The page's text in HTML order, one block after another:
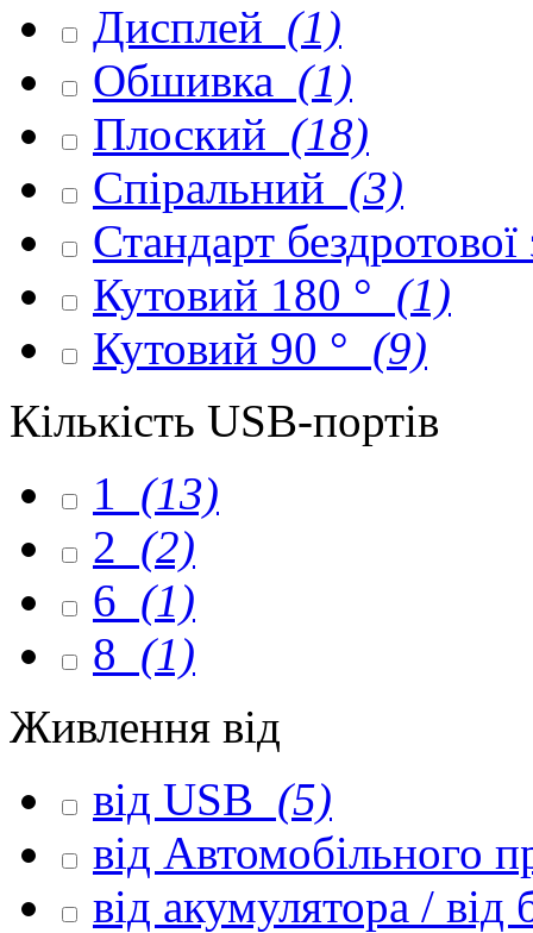
Дисплей (1)
Обшивка (1)
Плоский (18)
Спіральний (3)
Стандарт
Кутовий 180 ° (1)
Кутовий 90 ° (9)
Кількість USB-портів
1 (13)
2 (2)
6 (1)
8 (1)
Живлення від
від USB (5)
від Автомобільного
від акумулятора / від